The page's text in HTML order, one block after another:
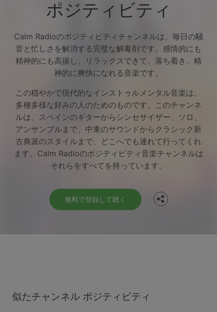
ポジティビティ
Calm Radioのポジティビティチャンネルは、毎日の騒
音と忙しさを解消する完璧な解毒剤です。感情的にも
精神的にも高揚し、リラックスできて、落ち着き、精
神的に爽快になれる音楽です。
この穏やかで現代的なインストゥルメンタル音楽は、
多種多様な好みの人のためのものです。このチャンネ
ルは、スペインのギターからシンセサイザー、ソロ、
アンサンブルまで、中東のサウンドからクラシック新
古典派のスタイルまで、どこへでも連れて行ってくれ
ます。Calm Radioのポジティビティ音楽チャンネルは
それらをすべてを持っています。
無料で登録して聴く
Facebook
Twitter
似たチャンネル ポジティビティ